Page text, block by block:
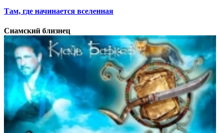
Там, где начинается вселенная
Сиамский близнец